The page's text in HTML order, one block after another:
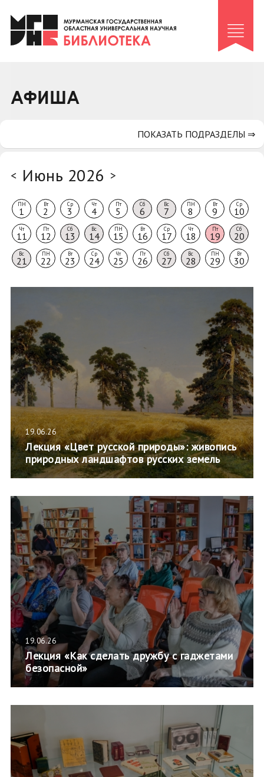
Клуб «Гиря и сельдерей»
Клуб «Семейный архив»
Коллегам
АФИША
< Июнь 2026 >
ПН
1
Вт
2
Ср
3
Чт
4
Пт
5
Сб
6
Вс
7
ПН
8
Вт
9
Ср
10
Чт
11
Пт
12
Сб
13
Вс
14
ПН
15
Вт
16
Ср
17
Чт
18
Пт
19
Сб
20
Вс
21
ПН
22
Вт
23
Ср
24
Чт
25
Пт
26
Сб
27
Вс
28
ПН
29
Вт
30
19.06.26
Лекция «Цвет русской природы»: живопись
природных ландшафтов русских земель
19.06.26
Лекция «Как сделать дружбу с гаджетами
безопасной»
ПОКАЗАТЬ ПОДРАЗДЕЛЫ ⇒